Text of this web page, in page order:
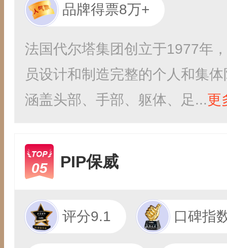
品牌得票8万+
法国代尔塔集团创立于1977年
员设计和制造完整的个人和集
涵盖头部、手部、躯体、足...更
05 PIP保威
评分9.1 口碑指